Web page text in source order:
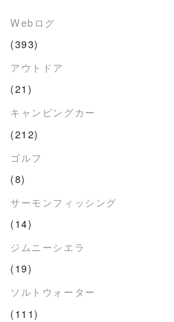
Webログ
(393)
アウトドア
(21)
キャンピングカー
(212)
ゴルフ
(8)
サーモンフィッシング
(14)
ジムニーシエラ
(19)
ソルトウォーター
(111)